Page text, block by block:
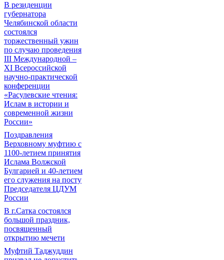
В резиденции
губернатора
Челябинской области
состоялся
торжественный ужин
по случаю проведения
III Международной –
XI Всероссийской
научно-практической
конференции
«Расулевские чтения:
Ислам в истории и
современной жизни
России»
Поздравления
Верховному муфтию с
1100-летием принятия
Ислама Волжской
Булгарией и 40-летием
его служения на посту
Председателя ЦДУМ
России
В г.Сатка состоялся
большой праздник,
посвященный
открытию мечети
Муфтий Таджуддин